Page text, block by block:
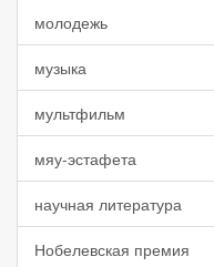
молодежь
музыка
мультфильм
мяу-эстафета
научная литература
Нобелевская премия